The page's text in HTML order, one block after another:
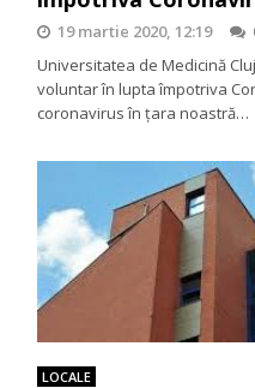
19 martie 2020, 12:19
Universitatea de Medicină
voluntar în lupta împotriva
coronavirus în țara noastră…
LOCALE